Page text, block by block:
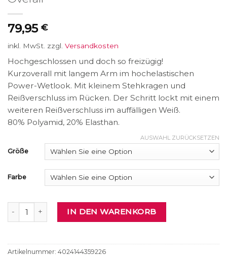
79,95 €
inkl. MwSt. zzgl. Versandkosten
Hochgeschlossen und doch so freizügig!
Kurzoverall mit langem Arm im hochelastischen
Power-Wetlook. Mit kleinem Stehkragen und
Reißverschluss im Rücken. Der Schritt lockt mit einem
weiteren Reißverschluss im auffälligen Weiß.
80% Polyamid, 20% Elasthan.
Größe
Farbe
AUSWAHL ZURÜCKSETZEN
Overall Menge IN DEN WARENKORB
Artikelnummer: 4024144359226